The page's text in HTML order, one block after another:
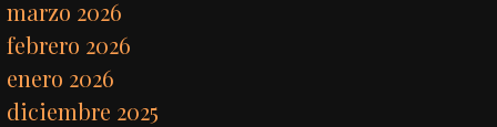
marzo 2026
febrero 2026
enero 2026
diciembre 2025